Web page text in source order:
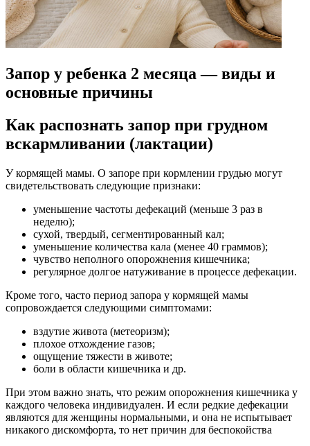
Запор у ребенка 2 месяца — виды и
основные причины
Как распознать запор при грудном
вскармливании (лактации)
У кормящей мамы. О запоре при кормлении грудью могут
свидетельствовать следующие признаки:
уменьшение частоты дефекаций (меньше 3 раз в
неделю);
сухой, твердый, сегментированный кал;
уменьшение количества кала (менее 40 граммов);
чувство неполного опорожнения кишечника;
регулярное долгое натуживание в процессе дефекации.
Кроме того, часто период запора у кормящей мамы
сопровождается следующими симптомами:
вздутие живота (метеоризм);
плохое отхождение газов;
ощущение тяжести в животе;
боли в области кишечника и др.
При этом важно знать, что режим опорожнения кишечника у
каждого человека индивидуален. И если редкие дефекации
являются для женщины нормальными, и она не испытывает
никакого дискомфорта, то нет причин для беспокойства